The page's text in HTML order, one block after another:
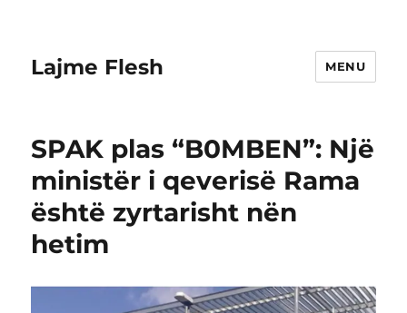
Lajme Flesh MENU
SPAK plas “B0MBEN”: Një
ministër i qeverisë Rama
është zyrtarisht nën
hetim